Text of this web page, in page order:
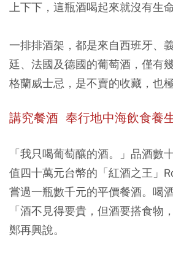
上下下，這瓶酒喝起來就沒有生命
一排排酒架，都是來自西班牙、
廷、法國及德國的葡萄酒，僅有
格蘭威士忌，是不賣的收藏，也極
講究餐酒 奉行地中海飲食養
「我只喝葡萄釀的酒。」品酒數
值四十萬元台幣的「紅酒之王」
嘗過一瓶數千元的平價餐酒。喝
「酒不見得要貴，但酒要搭食物
鄭再興說。